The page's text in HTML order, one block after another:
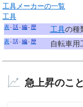
工具メーカーの一覧
工具
表 話 編 歴 工具の種
表 話 編 歴 自転車用
急上昇のこ